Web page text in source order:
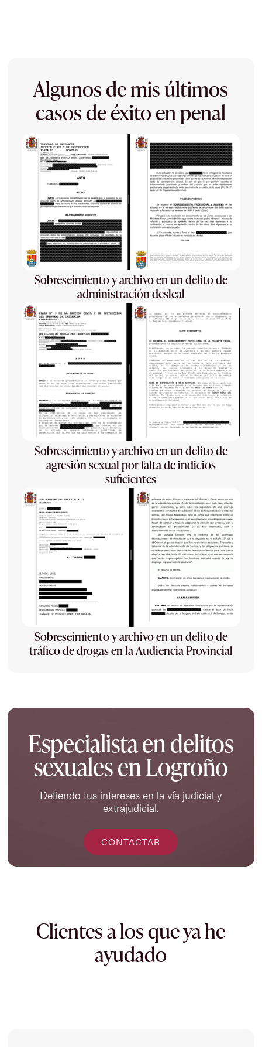
Algunos de mis últimos
casos de éxito en penal
Sobreseimiento y archivo en un delito de
administración desleal
Sobreseimiento y archivo en un delito de
agresión sexual por falta de indicios
suficientes
Sobreseimiento y archivo en un delito de
tráfico de drogas en la Audiencia Provincial
Especialista en delitos
sexuales en Logroño
Defiendo tus intereses en la vía judicial y
extrajudicial.
CONTACTAR
Clientes a los que ya he
ayudado